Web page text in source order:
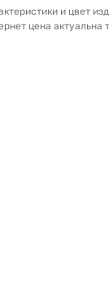
и цвет
цена актуальна